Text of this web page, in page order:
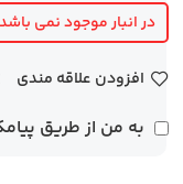
در انبار موجود نمی باشد
افزودن علاقه مندی
به من از طریق